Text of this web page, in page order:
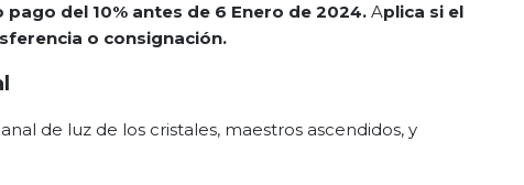
del 10% antes de 6 Enero de 2024. Aplica si el
o consignación.
de luz de los cristales, maestros ascendidos, y